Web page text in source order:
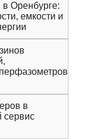
Оренбурге:
емкости и
в